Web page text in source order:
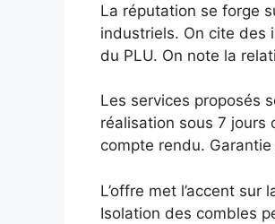
La réputation se forge
industriels. On cite des
du PLU. On note la
Les services proposés
réalisation sous 7 jours
compte rendu.
L’offre met l’accent
Isolation des combles